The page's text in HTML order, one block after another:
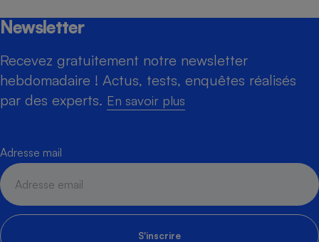
Newsletter
Recevez gratuitement notre newsletter
hebdomadaire ! Actus, tests, enquêtes réalisés
par des experts. En savoir plus
Adresse mail
S'inscrire